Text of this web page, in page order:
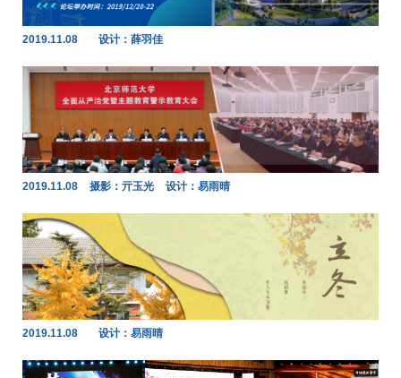
2019.11.08 设计：薛羽佳
2019.11.08 摄影：亓玉光 设计：易雨晴
2019.11.08 设计：易雨晴